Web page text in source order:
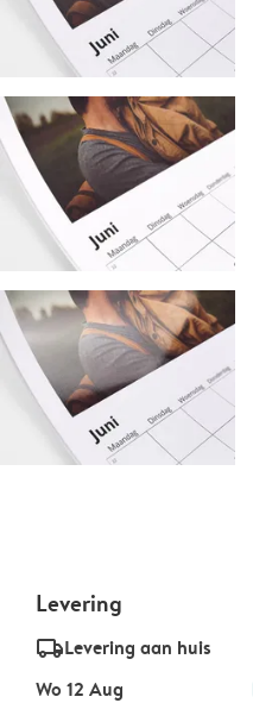
Levering
delivery_standard_v2Levering aan huis
Wo 12 Aug